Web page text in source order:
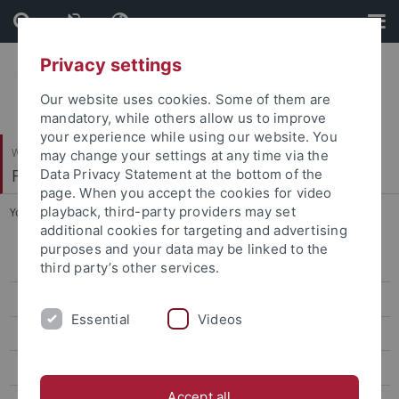
Skip
to
content
Skip
to
footer
Wirtschafts- und Sozialwissenschaftliche Fakultät
Fachbereich Wirtschaftswissenschaft
You are here: Startseite ... Studying in Europe / ERASMUS
Studying in Europe / ERASMUS
Studying in Latin America
Privacy settings
Our website uses cookies. Some of them are
mandatory, while others allow us to improve
your experience while using our website. You
may change your settings at any time via the
Data Privacy Statement at the bottom of the
page. When you accept the cookies for video
playback, third-party providers may set
additional cookies for targeting and advertising
purposes and your data may be linked to the
third party’s other services.
Essential Videos